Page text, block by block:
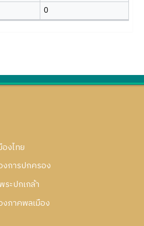
0
งไทย
งการปกครอง
ะปกเกล้า
งภาคพลเมือง